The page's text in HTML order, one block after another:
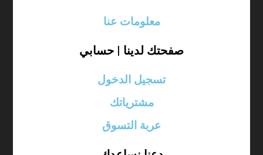
معلومات عنا
صفحتك لدينا | حسابي
تسجيل الدخول
مشترياتك
عربة التسوق